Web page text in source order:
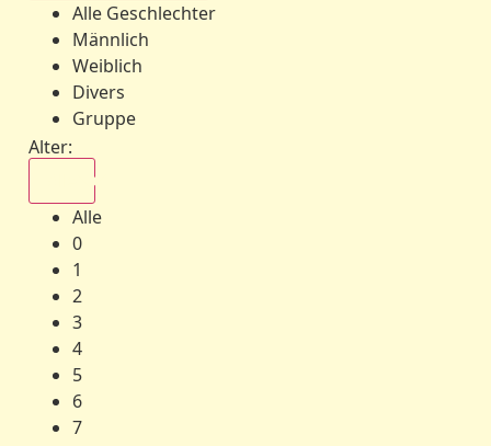
Alle Geschlechter
Männlich
Weiblich
Divers
Gruppe
Alter:
Alle
0
1
2
3
4
5
6
7